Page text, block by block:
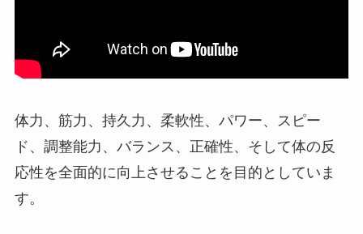
体力、筋力、持久力、柔軟性、パワー、スピー
ド、調整能力、バランス、正確性、そして体の反
応性を全面的に向上させることを目的としていま
す。